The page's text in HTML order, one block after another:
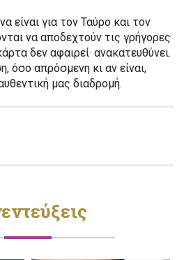
είναι για τον Ταύρο και τον
να αποδεχτούν τις γρήγορες
δεν αφαιρεί· ανακατευθύνει.
όσο απρόσμενη κι αν είναι,
μας διαδρομή.